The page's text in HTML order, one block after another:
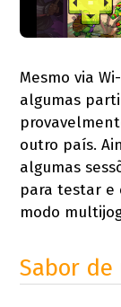
Mesmo via
algumas
outro país.
algumas
para testar e
modo
Sabor